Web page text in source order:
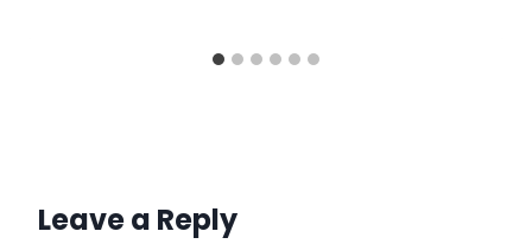
Leave a Reply